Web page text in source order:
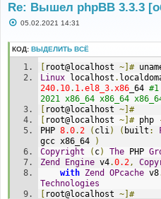
Re: Вышел phpBB 3.3.3
С
б
щ
05.02.2021 14:31
КОД: ВЫДЕЛИТЬ ВСЁ
root@localhost ~]#
Linux localhost .
240.10. 1.el8_3.x86 _64
2021 x86_64 x86_64
root@localhost ~]#
root@localhost ~]# php
PHP 8.0.2 ( cli) ( built :
gcc x86_64
)
Copyright
( c) The PHP
Zend
Engine v4.0.2,
with Zend OPcache v8
Technologies
root@localhost ~]#